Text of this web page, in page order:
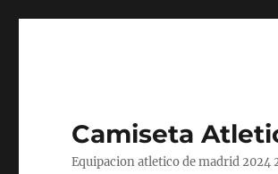
Camiseta
Equipacion atletico de madrid 2024